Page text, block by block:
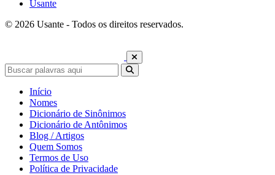
Usante
© 2026 Usante - Todos os direitos reservados.
Início
Nomes
Dicionário de Sinônimos
Dicionário de Antônimos
Blog / Artigos
Quem Somos
Termos de Uso
Política de Privacidade